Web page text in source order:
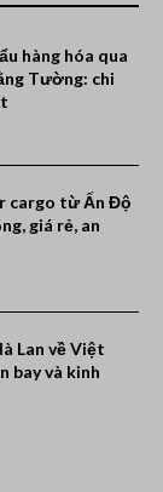
hàng hóa qua
Tường: chi
cargo từ Ấn Độ
giá rẻ, an
Lan về Việt
bay và kinh